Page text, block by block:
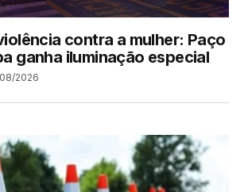
contra a mulher: Paço
ganha iluminação especial
2026